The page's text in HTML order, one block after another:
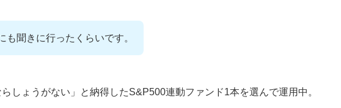
も聞きに行ったくらいです。
しょうがない」と納得したS&P500連動ファンド1本を選んで運用中。